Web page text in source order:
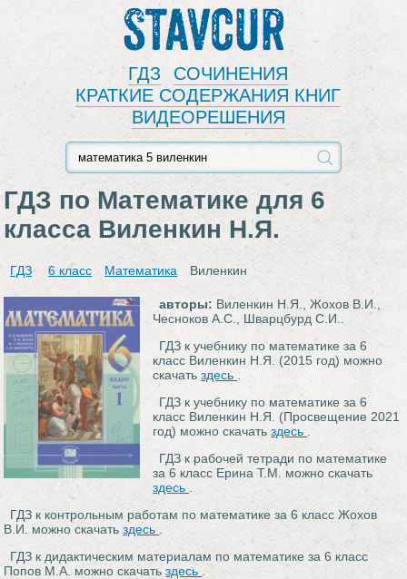
Stavcur
ГДЗ
СОЧИНЕНИЯ
КРАТКИЕ СОДЕРЖАНИЯ КНИГ
ВИДЕОРЕШЕНИЯ
ГДЗ по Математике для 6
класса Виленкин Н.Я.
ГДЗ 6 класс Математика Виленкин
авторы: Виленкин Н.Я., Жохов В.И.,
Чесноков А.С., Шварцбурд С.И..
ГДЗ к учебнику по математике за 6
класс Виленкин Н.Я. (2015 год) можно
скачатьздесь
ГДЗ к учебнику по математике за 6
класс Виленкин Н.Я. (Просвещение 2021
год) можно скачатьздесь
ГДЗ к рабочей тетради по математике
за 6 класс Ерина Т.М. можно скачать
здесь
ГДЗ к контрольным работам по математике за 6 класс Жохов
В.И. можно скачатьздесь
ГДЗ к дидактическим материалам по математике за 6 класс
Попов М.А. можно скачатьздесь